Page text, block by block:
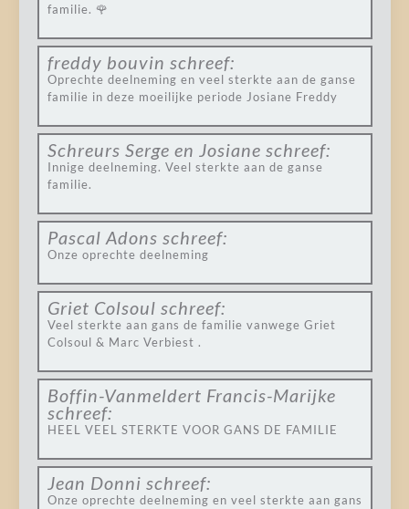
familie. 🌹
freddy bouvin schreef:
Oprechte deelneming en veel sterkte aan de ganse
familie in deze moeilijke periode Josiane Freddy
Schreurs Serge en Josiane schreef:
Innige deelneming. Veel sterkte aan de ganse
familie.
Pascal Adons schreef:
Onze oprechte deelneming
Griet Colsoul schreef:
Veel sterkte aan gans de familie vanwege Griet
Colsoul & Marc Verbiest .
Boffin-Vanmeldert Francis-Marijke
schreef:
HEEL VEEL STERKTE VOOR GANS DE FAMILIE
Jean Donni schreef:
Onze oprechte deelneming en veel sterkte aan gans